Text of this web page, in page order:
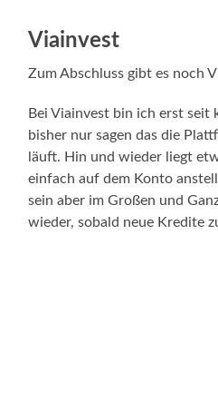
Viainvest
Zum Abschluss gibt es noch
Bei Viainvest bin ich erst seit
bisher nur sagen das die
läuft. Hin und wieder liegt
einfach auf dem Konto
sein aber im Großen und
wieder, sobald neue Kredite